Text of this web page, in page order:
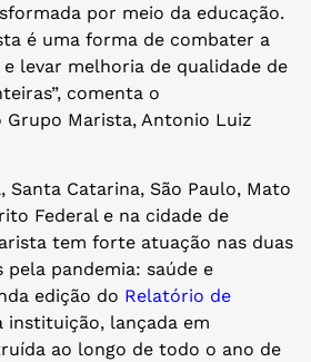
por meio da educação.
é uma forma de combater a
levar melhoria de qualidade de
comenta o
Marista, Antonio Luiz
Santa Catarina, São Paulo, Mato
Federal e na cidade de
tem forte atuação nas duas
pela pandemia: saúde e
edição do Relatório de
instituição, lançada em
ao longo de todo o ano de